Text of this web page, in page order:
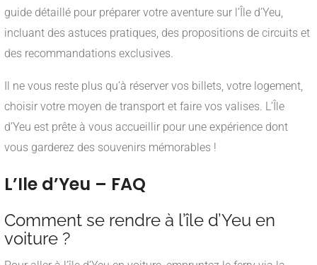
guide détaillé pour préparer votre aventure sur l’Île d’Yeu,
incluant des astuces pratiques, des propositions de circuits et
des recommandations exclusives.
Il ne vous reste plus qu’à réserver vos billets, votre logement,
choisir votre moyen de transport et faire vos valises. L’Île
d’Yeu est prête à vous accueillir pour une expérience dont
vous garderez des souvenirs mémorables !
L’Ile d’Yeu – FAQ
Comment se rendre à l’île d’Yeu en
voiture ?